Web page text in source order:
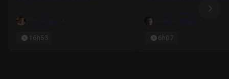
Enzo Ustariz
16h53
Codeconcept
6h07